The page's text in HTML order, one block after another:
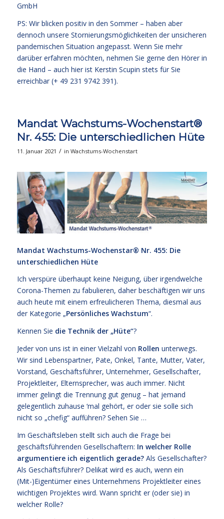
GmbH
PS: Wir blicken positiv in den Sommer – haben aber
dennoch unsere Stornierungsmöglichkeiten der unsicheren
pandemischen Situation angepasst. Wenn Sie mehr
darüber erfahren möchten, nehmen Sie gerne den Hörer in
die Hand – auch hier ist Kerstin Scupin stets für Sie
erreichbar (+ 49 231 9742 391).
Mandat Wachstums-Wochenstart®
Nr. 455: Die unterschiedlichen Hüte
11. Januar 2021 / in Wachstums-Wochenstart
Mandat Wachstums-Wochenstar® Nr. 455: Die
unterschiedlichen Hüte
Ich verspüre überhaupt keine Neigung, über irgendwelche
Corona-Themen zu fabulieren, daher beschäftigen wir uns
auch heute mit einem erfreulicheren Thema, diesmal aus
der Kategorie „Persönliches Wachstum“.
Kennen Sie die Technik der „Hüte“?
Jeder von uns ist in einer Vielzahl von Rollen unterwegs.
Wir sind Lebenspartner, Pate, Onkel, Tante, Mutter, Vater,
Vorstand, Geschäftsführer, Unternehmer, Gesellschafter,
Projektleiter, Elternsprecher, was auch immer. Nicht
immer gelingt die Trennung gut genug – hat jemand
gelegentlich zuhause ‘mal gehört, er oder sie solle sich
nicht so „chefig“ aufführen? Sehen Sie …
Im Geschäftsleben stellt sich auch die Frage bei
geschäftsführenden Gesellschaftern: In welcher Rolle
argumentiere ich eigentlich gerade?Als Gesellschafter?
Als Geschäftsführer? Delikat wird es auch, wenn ein
(Mit-)Eigentümer eines Unternehmens Projektleiter eines
wichtigen Projektes wird. Wann spricht er (oder sie) in
welcher Rolle?